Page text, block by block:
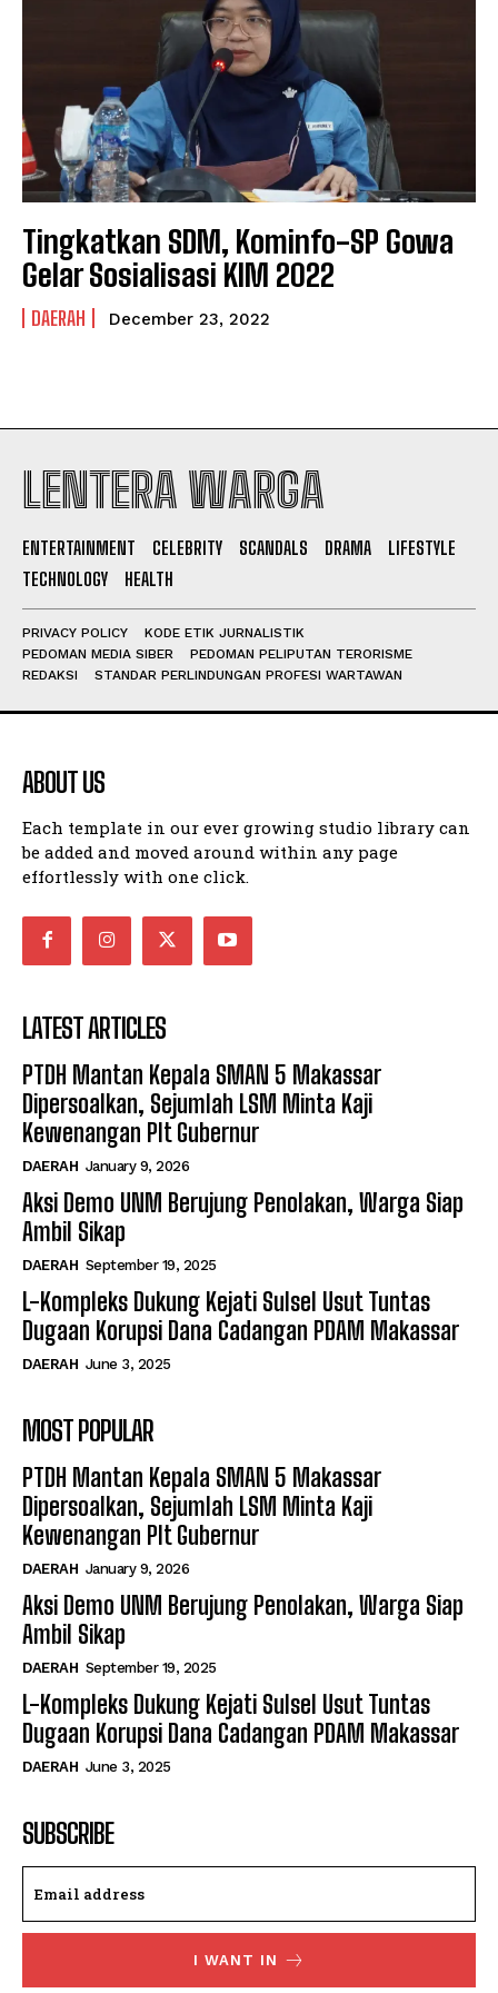
PRIVACY POLICY
NEWSLETTER
PRIVACY POLICY
NEWSLETTER
I WANT IN
I've read and accept thePrivacy Policy.
Tingkatkan SDM, Kominfo-SP Gowa
Gelar Sosialisasi KIM 2022
DAERAH December 23, 2022
LENTERA WARGA
ENTERTAINMENT CELEBRITY SCANDALS DRAMA
LIFESTYLE
TECHNOLOGY
HEALTH
PRIVACY POLICY
KODE ETIK JURNALISTIK
PEDOMAN MEDIA SIBER
PEDOMAN PELIPUTAN TERORISME
REDAKSI
STANDAR PERLINDUNGAN PROFESI WARTAWAN
ABOUT US
Each template in our ever growing studio library can
be added and moved around within any page
effortlessly with one click.
LATEST ARTICLES
PTDH Mantan Kepala SMAN 5 Makassar
Dipersoalkan, Sejumlah LSM Minta Kaji
Kewenangan Plt Gubernur
DAERAH January 9, 2026
Aksi Demo UNM Berujung Penolakan, Warga Siap
Ambil Sikap
DAERAH September 19, 2025
L-Kompleks Dukung Kejati Sulsel Usut Tuntas
Dugaan Korupsi Dana Cadangan PDAM Makassar
DAERAH June 3, 2025
MOST POPULAR
PTDH Mantan Kepala SMAN 5 Makassar
Dipersoalkan, Sejumlah LSM Minta Kaji
Kewenangan Plt Gubernur
DAERAH January 9, 2026
Aksi Demo UNM Berujung Penolakan, Warga Siap
Ambil Sikap
DAERAH September 19, 2025
L-Kompleks Dukung Kejati Sulsel Usut Tuntas
Dugaan Korupsi Dana Cadangan PDAM Makassar
DAERAH June 3, 2025
SUBSCRIBE
I WANT IN